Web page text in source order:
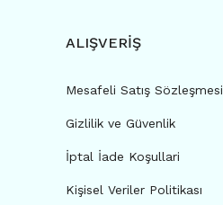
ALIŞVERİŞ
Mesafeli Satış Sözleşmesi
Gizlilik ve Güvenlik
İptal İade Koşullari
Kişisel Veriler Politikası